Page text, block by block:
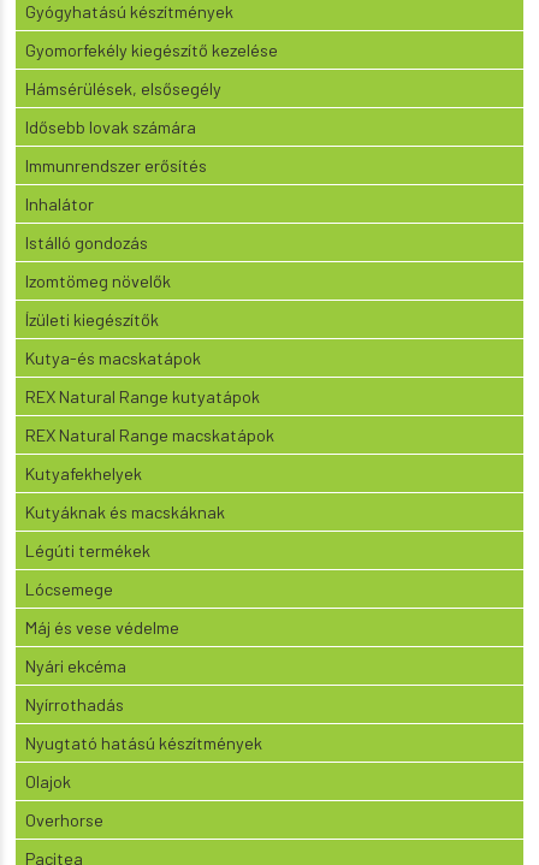
Gyógyhatású készítmények
Gyomorfekély kiegészítő kezelése
Hámsérülések, elsősegély
Idősebb lovak számára
Immunrendszer erősítés
Inhalátor
Istálló gondozás
Izomtömeg növelők
Ízületi kiegészítők
Kutya-és macskatápok
REX Natural Range kutyatápok
REX Natural Range macskatápok
Kutyafekhelyek
Kutyáknak és macskáknak
Légúti termékek
Lócsemege
Máj és vese védelme
Nyári ekcéma
Nyírrothadás
Nyugtató hatású készítmények
Olajok
Overhorse
Pacitea